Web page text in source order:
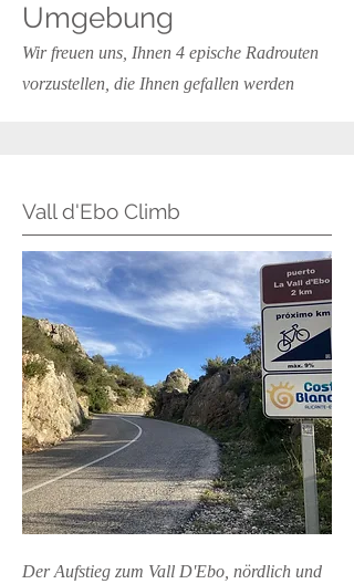
Umgebung
Wir freuen uns, Ihnen 4 epische Radrouten
vorzustellen, die Ihnen gefallen werden
Vall d'Ebo Climb
Der Aufstieg zum Vall D'Ebo, nördlich und